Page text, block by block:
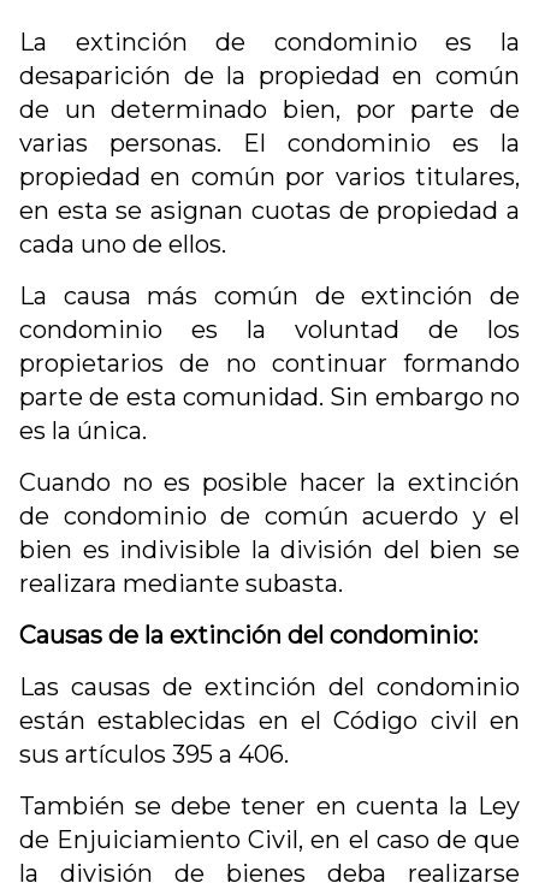
La extinción de condominio es la
desaparición de la propiedad en común
de un determinado bien, por parte de
varias personas. El condominio es la
propiedad en común por varios titulares,
en esta se asignan cuotas de propiedad a
cada uno de ellos.
La causa más común de extinción de
condominio es la voluntad de los
propietarios de no continuar formando
parte de esta comunidad. Sin embargo no
es la única.
Cuando no es posible hacer la extinción
de condominio de común acuerdo y el
bien es indivisible la división del bien se
realizara mediante subasta.
Causas de la extinción del condominio:
Las causas de extinción del condominio
están establecidas en el Código civil en
sus artículos 395 a 406.
También se debe tener en cuenta la Ley
de Enjuiciamiento Civil, en el caso de que
la división de bienes deba realizarse